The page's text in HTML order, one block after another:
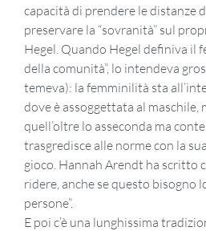
capacità di prendere le distanze
preservare la “sovranità” sul
Hegel. Quando Hegel definiva il
della comunità”, lo intendeva
temeva): la femminilità sta
dove è assoggettata al maschile,
quell’oltre lo asseconda ma
trasgredisce alle norme con la
gioco. Hannah Arendt ha scritto
ridere, anche se questo bisogno
persone”.
E poi c’è una lunghissima